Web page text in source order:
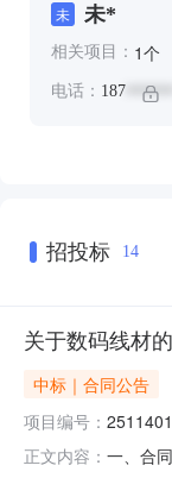
未 未*
相关项目： 1个
电话： 187 ******
招投标 14
关于数码线材
中标｜合同公告
项目编号：
正文内容： 一、合